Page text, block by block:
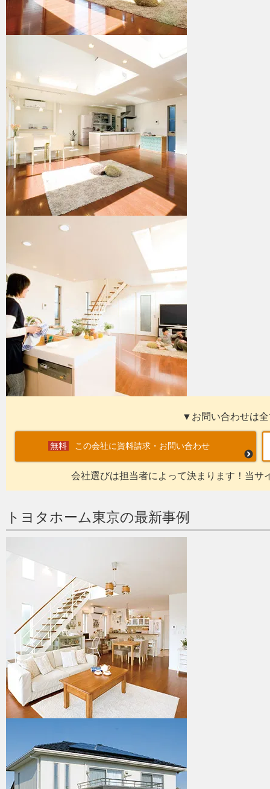
▼お問い合わせは
この会社に資料請求・お問い合わせ
会社選びは担当者によって決まります！当サ
トヨタホーム東京の最新事例